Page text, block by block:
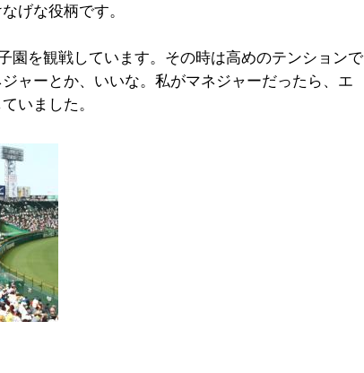
げな役柄です。
園を観戦しています。その時は高めのテンションで
ャーとか、いいな。私がマネジャーだったら、エ
いました。